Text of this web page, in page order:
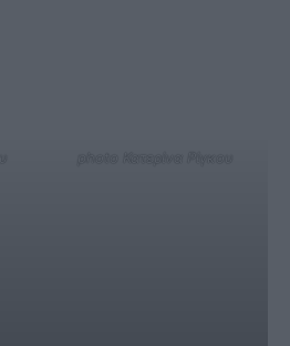
photo Κατερίνα Ρίγκου